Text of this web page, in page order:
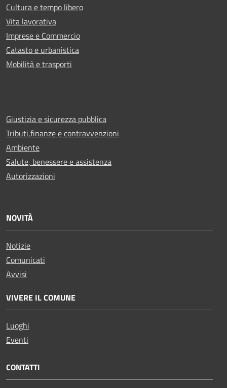
Cultura e tempo libero
Vita lavorativa
Imprese e Commercio
Catasto e urbanistica
Mobilità e trasporti
Giustizia e sicurezza pubblica
Tributi,finanze e contravvenzioni
Ambiente
Salute, benessere e assistenza
Autorizzazioni
NOVITÀ
Notizie
Comunicati
Avvisi
VIVERE IL COMUNE
Luoghi
Eventi
CONTATTI